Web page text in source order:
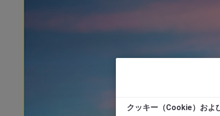
クッキー（Cookie）およ